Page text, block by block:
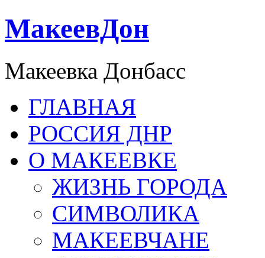
МакеевДон
Макеевка Донбасс
ГЛАВНАЯ
РОССИЯ ДНР
О МАКЕЕВКЕ
ЖИЗНЬ ГОРОДА
СИМВОЛИКА
МАКЕЕВЧАНЕ